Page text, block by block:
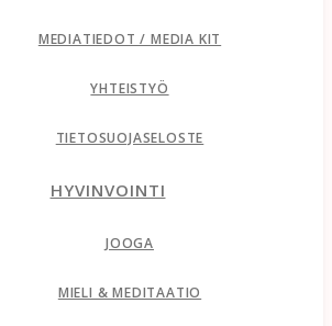
MEDIATIEDOT / MEDIA KIT
YHTEISTYÖ
TIETOSUOJASELOSTE
HYVINVOINTI
JOOGA
MIELI & MEDITAATIO